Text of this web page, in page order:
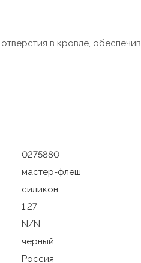
в кровле,
0275880
мастер-флеш
силикон
1,27
N/N
черный
Россия